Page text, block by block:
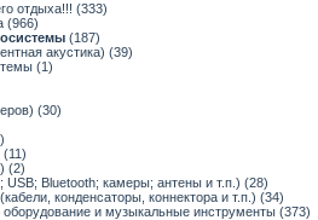
отдыха!!! (333)
(966)
(187)
акустика) (39)
(1)
(30)
(2)
USB; Bluetooth; камеры; антены и т.п.) (28)
конденсаторы, коннектора и т.п.) (34)
и музыкальные инструменты (373)